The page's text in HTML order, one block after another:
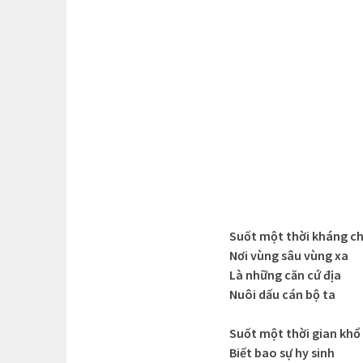
Suốt một thời kháng
Nơi vùng sâu vùng xa
Là những căn cứ địa
Nuôi dấu cán bộ ta
Suốt một thời gian khổ
Biết bao sự hy sinh